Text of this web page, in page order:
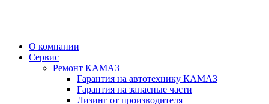
О компании
Сервис
Ремонт КАМАЗ
Гарантия на автотехнику КАМАЗ
Гарантия на запасные части
Лизинг от производителя